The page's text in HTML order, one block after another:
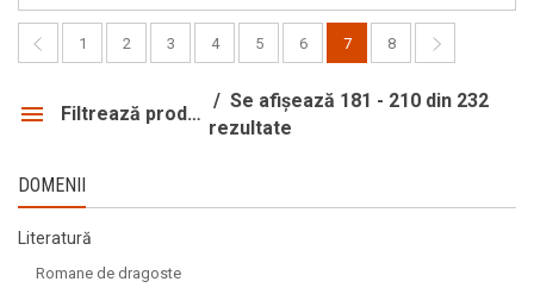
1 2 3 4 5 6 7 8
Filtrează produsele
Se afișează 181 - 210 din 232
rezultate
DOMENII
Literatură
Romane de dragoste